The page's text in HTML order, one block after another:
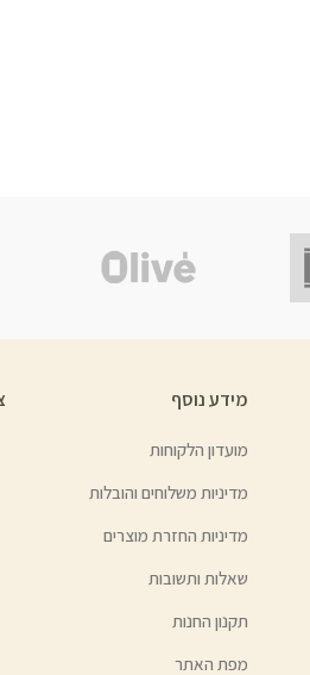
מידע נוסף
מועדון הלקוחות
מדיניות משלוחים והובלות
מדיניות החזרת מוצרים
שאלות ותשובות
תקנון החנות
מפת האתר